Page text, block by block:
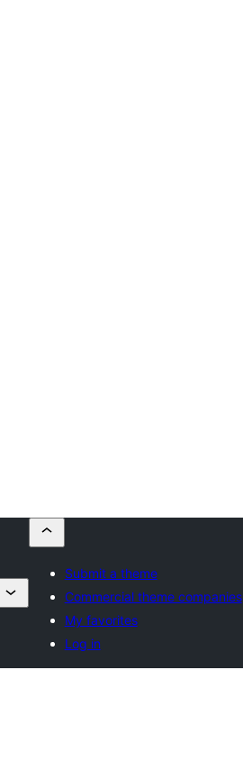
Submit a theme
Commercial theme companies
My favorites
Log in